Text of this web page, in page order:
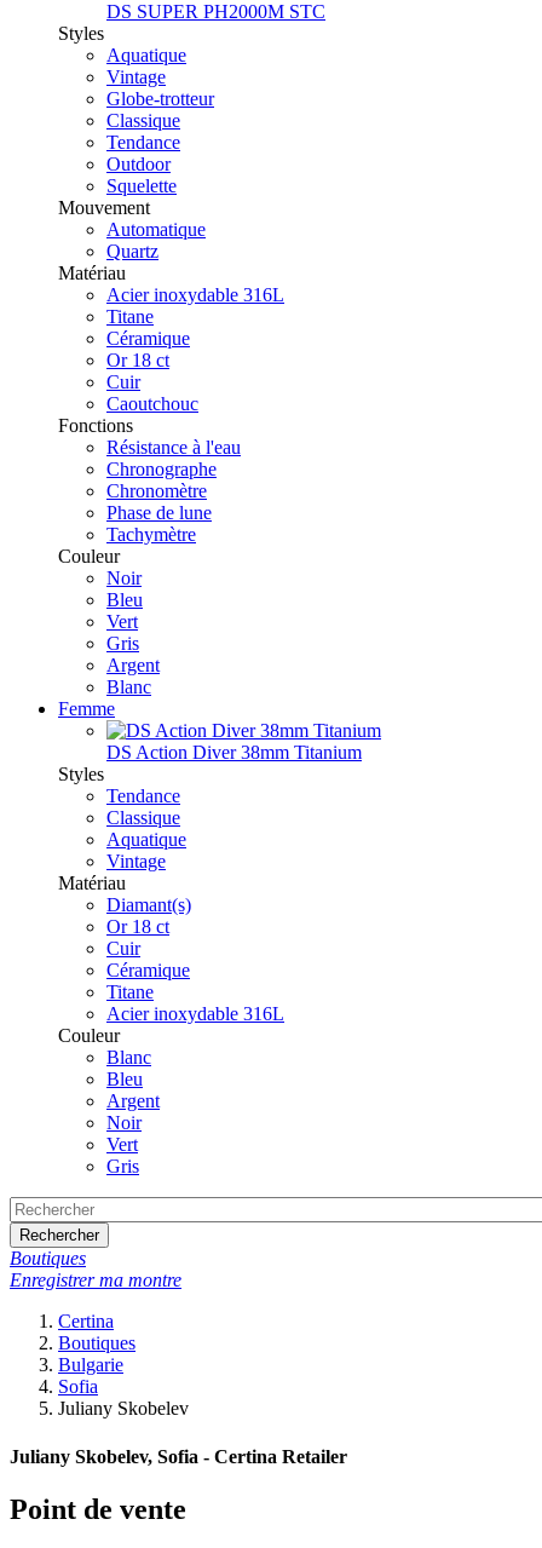
DS SUPER PH2000M STC
Styles
Aquatique
Vintage
Globe-trotteur
Classique
Tendance
Outdoor
Squelette
Mouvement
Automatique
Quartz
Matériau
Acier inoxydable 316L
Titane
Céramique
Or 18 ct
Cuir
Caoutchouc
Fonctions
Résistance à l'eau
Chronographe
Chronomètre
Phase de lune
Tachymètre
Couleur
Noir
Bleu
Vert
Gris
Argent
Blanc
Femme
DS Action Diver 38mm Titanium
Styles
Tendance
Classique
Aquatique
Vintage
Matériau
Diamant(s)
Or 18 ct
Cuir
Céramique
Titane
Acier inoxydable 316L
Couleur
Blanc
Bleu
Argent
Noir
Vert
Gris
Rechercher
Boutiques
Enregistrer ma montre
Certina
Boutiques
Bulgarie
Sofia
Juliany Skobelev
Juliany Skobelev, Sofia - Certina Retailer
Point de vente